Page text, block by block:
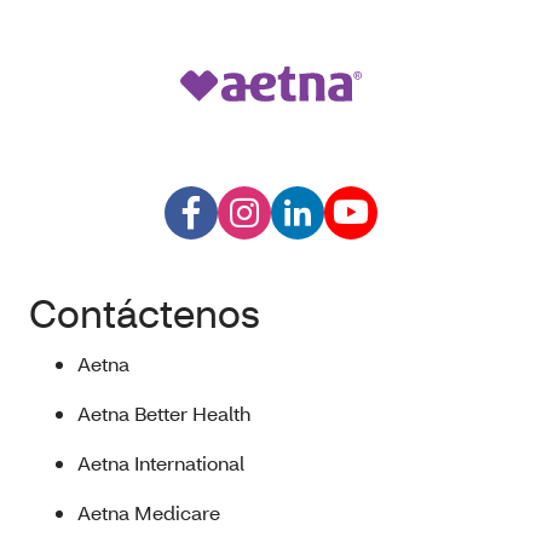
Contáctenos
Aetna
Aetna Better Health
Aetna International
Aetna Medicare